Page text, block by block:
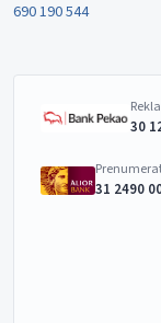
690 190 544
30
31 2490